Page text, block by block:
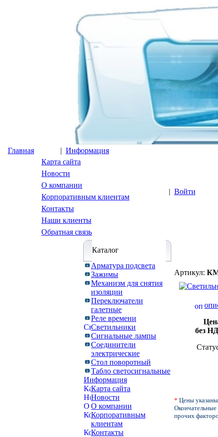
Главная | Информация
Карта сайта
Новости
О компании
Корпоративным клиентам
Контакты
Наши клиенты
Обратная связь
| Войти
Каталог
Арматура подсвета
Зажимы
Механизм для снятия
изоляции
Переключатели
галетные
Реле времени
Светильники
Сигнальные лампы
Соединители
электрические
Стол поворотный
Табло светосигнальные
Информация
Карта сайта
Новости
О компании
Корпоративным
клиентам
Контакты
Артикул:
без
* Цены
Окончательные
прочих